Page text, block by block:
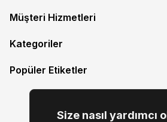
Müşteri Hizmetleri
Kategoriler
Popüler Etiketler
Size nasıl yardımcı